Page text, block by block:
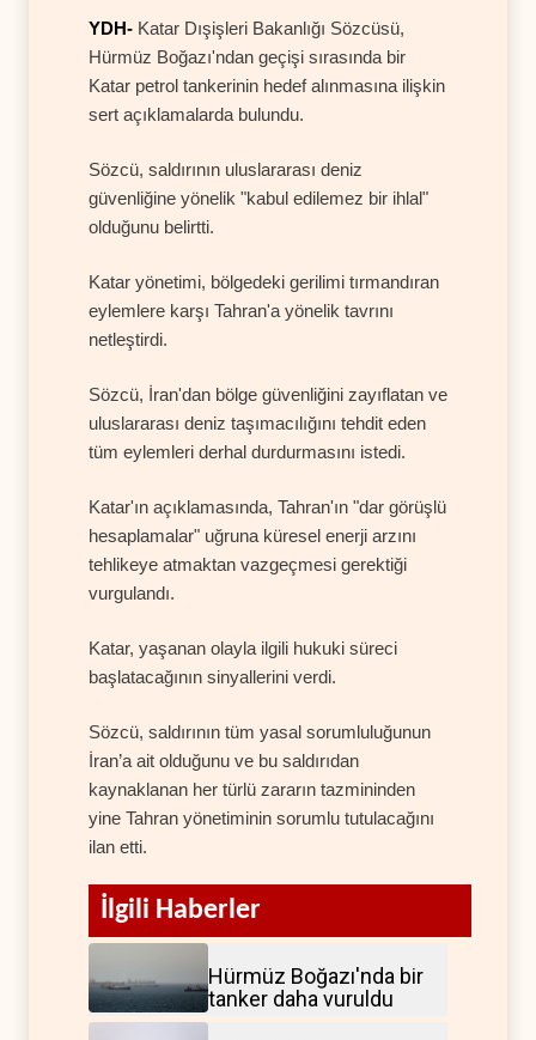
YDH- Katar Dışişleri Bakanlığı Sözcüsü,
Hürmüz Boğazı'ndan geçişi sırasında bir
Katar petrol tankerinin hedef alınmasına ilişkin
sert açıklamalarda bulundu.
Sözcü, saldırının uluslararası deniz
güvenliğine yönelik "kabul edilemez bir ihlal"
olduğunu belirtti.
Katar yönetimi, bölgedeki gerilimi tırmandıran
eylemlere karşı Tahran'a yönelik tavrını
netleştirdi.
Sözcü, İran'dan bölge güvenliğini zayıflatan ve
uluslararası deniz taşımacılığını tehdit eden
tüm eylemleri derhal durdurmasını istedi.
Katar'ın açıklamasında, Tahran'ın "dar görüşlü
hesaplamalar" uğruna küresel enerji arzını
tehlikeye atmaktan vazgeçmesi gerektiği
vurgulandı.
Katar, yaşanan olayla ilgili hukuki süreci
başlatacağının sinyallerini verdi.
Sözcü, saldırının tüm yasal sorumluluğunun
İran’a ait olduğunu ve bu saldırıdan
kaynaklanan her türlü zararın tazmininden
yine Tahran yönetiminin sorumlu tutulacağını
ilan etti.
İlgili Haberler
Hürmüz Boğazı'nda bir
tanker daha vuruldu